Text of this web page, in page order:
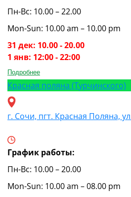
Пн-Вс: 10.00 – 22.00
Mon-Sun: 10.00 am – 10.00 pm
31 дек: 10.00 - 20.00
1 янв: 12:00 - 22:00
Подробнее
Красная поляна (Турчинского)
г. Сочи, пгт. Красная Поляна,
График работы:
Пн-Вс: 10.00 – 20.00
Mon-Sun: 10.00 am – 08.00 pm